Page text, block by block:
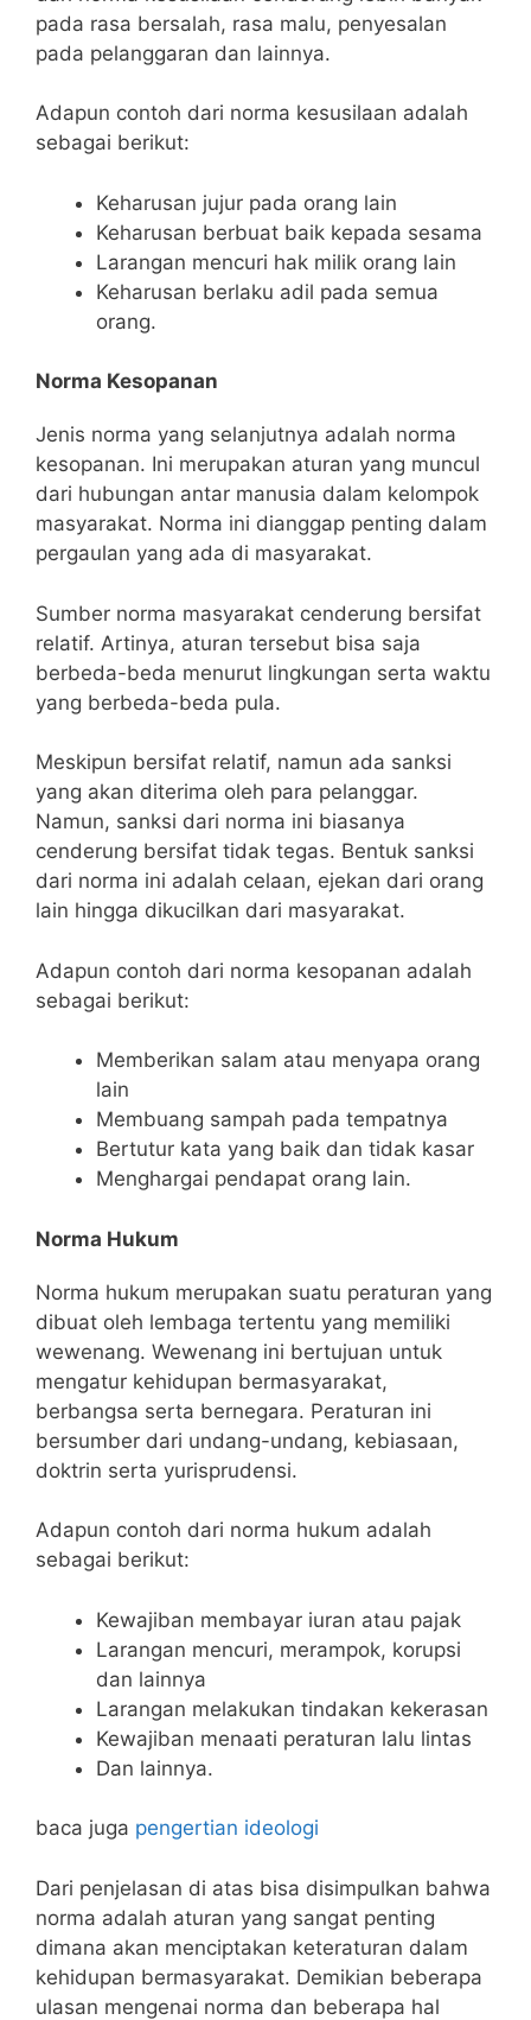
pada rasa bersalah, rasa malu, penyesalan
pada pelanggaran dan lainnya.
Adapun contoh dari norma kesusilaan adalah
sebagai berikut:
Keharusan jujur pada orang lain
Keharusan berbuat baik kepada sesama
Larangan mencuri hak milik orang lain
Keharusan berlaku adil pada semua
orang.
Norma Kesopanan
Jenis norma yang selanjutnya adalah norma
kesopanan. Ini merupakan aturan yang muncul
dari hubungan antar manusia dalam kelompok
masyarakat. Norma ini dianggap penting dalam
pergaulan yang ada di masyarakat.
Sumber norma masyarakat cenderung bersifat
relatif. Artinya, aturan tersebut bisa saja
berbeda-beda menurut lingkungan serta waktu
yang berbeda-beda pula.
Meskipun bersifat relatif, namun ada sanksi
yang akan diterima oleh para pelanggar.
Namun, sanksi dari norma ini biasanya
cenderung bersifat tidak tegas. Bentuk sanksi
dari norma ini adalah celaan, ejekan dari orang
lain hingga dikucilkan dari masyarakat.
Adapun contoh dari norma kesopanan adalah
sebagai berikut:
Memberikan salam atau menyapa orang
lain
Membuang sampah pada tempatnya
Bertutur kata yang baik dan tidak kasar
Menghargai pendapat orang lain.
Norma Hukum
Norma hukum merupakan suatu peraturan yang
dibuat oleh lembaga tertentu yang memiliki
wewenang. Wewenang ini bertujuan untuk
mengatur kehidupan bermasyarakat,
berbangsa serta bernegara. Peraturan ini
bersumber dari undang-undang, kebiasaan,
doktrin serta yurisprudensi.
Adapun contoh dari norma hukum adalah
sebagai berikut:
Kewajiban membayar iuran atau pajak
Larangan mencuri, merampok, korupsi
dan lainnya
Larangan melakukan tindakan kekerasan
Kewajiban menaati peraturan lalu lintas
Dan lainnya.
baca juga pengertian ideologi
Dari penjelasan di atas bisa disimpulkan bahwa
norma adalah aturan yang sangat penting
dimana akan menciptakan keteraturan dalam
kehidupan bermasyarakat. Demikian beberapa
ulasan mengenai norma dan beberapa hal